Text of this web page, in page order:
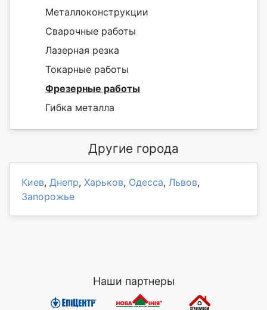
Металлоконструкции
Сварочные работы
Лазерная резка
Токарные работы
Фрезерные работы
Гибка металла
Другие города
Киев, Днепр, Харьков, Одесса, Львов,
Запорожье
Наши партнеры